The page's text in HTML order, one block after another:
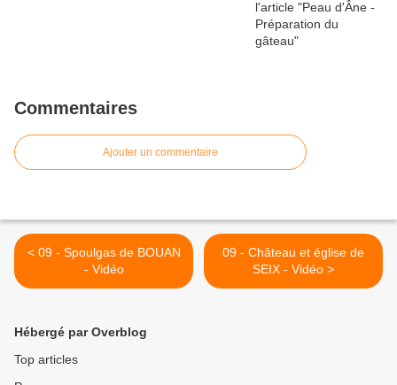
Commentaires
Ajouter un commentaire
< 09 - Spoulgas de BOUAN
- Vidéo
09 - Château et église de
SEIX - Vidéo >
Hébergé par Overblog
Top articles